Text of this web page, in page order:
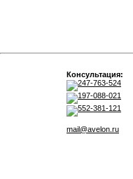
Консультация:
247-763-524
197-088-021
552-381-121
mail@avelon.ru